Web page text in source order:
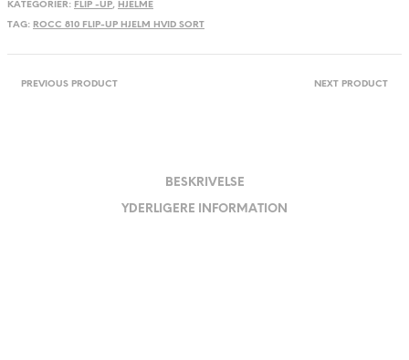
KATEGORIER: FLIP -UP, HJELME
TAG: ROCC 810 FLIP-UP HJELM HVID SORT
PREVIOUS PRODUCT NEXT PRODUCT
BESKRIVELSE
YDERLIGERE INFORMATION